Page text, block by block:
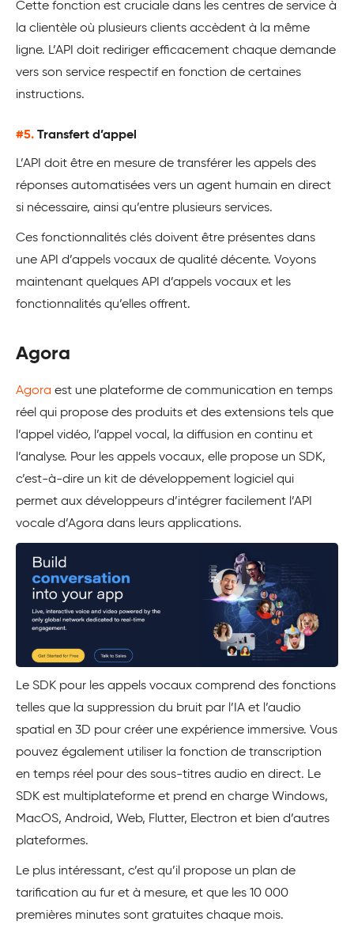
Cette fonction est cruciale dans les centres de service à
la clientèle où plusieurs clients accèdent à la même
ligne. L’API doit rediriger efficacement chaque demande
vers son service respectif en fonction de certaines
instructions.
#5. Transfert d’appel
L’API doit être en mesure de transférer les appels des
réponses automatisées vers un agent humain en direct
si nécessaire, ainsi qu’entre plusieurs services.
Ces fonctionnalités clés doivent être présentes dans
une API d’appels vocaux de qualité décente. Voyons
maintenant quelques API d’appels vocaux et les
fonctionnalités qu’elles offrent.
Agora
Agora est une plateforme de communication en temps
réel qui propose des produits et des extensions tels que
l’appel vidéo, l’appel vocal, la diffusion en continu et
l’analyse. Pour les appels vocaux, elle propose un SDK,
c’est-à-dire un kit de développement logiciel qui
permet aux développeurs d’intégrer facilement l’API
vocale d’Agora dans leurs applications.
Le SDK pour les appels vocaux comprend des fonctions
telles que la suppression du bruit par l’IA et l’audio
spatial en 3D pour créer une expérience immersive. Vous
pouvez également utiliser la fonction de transcription
en temps réel pour des sous-titres audio en direct. Le
SDK est multiplateforme et prend en charge Windows,
MacOS, Android, Web, Flutter, Electron et bien d’autres
plateformes.
Le plus intéressant, c’est qu’il propose un plan de
tarification au fur et à mesure, et que les 10 000
premières minutes sont gratuites chaque mois.